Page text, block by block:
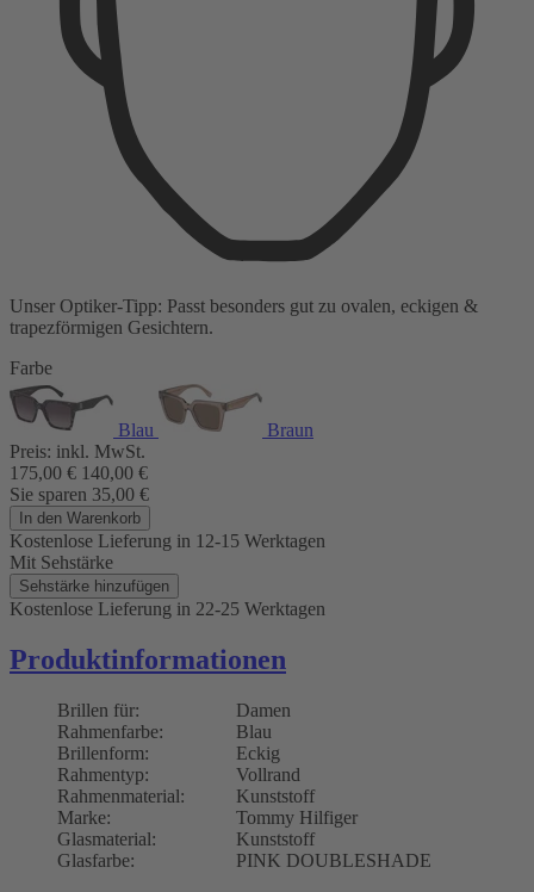
Unser Optiker-Tipp: Passt besonders gut zu ovalen, eckigen &
trapezförmigen Gesichtern.
Farbe
Blau
Braun
Preis: inkl. MwSt.
175,00 € 140,00 €
Sie sparen 35,00 €
In den Warenkorb
Kostenlose Lieferung in 12-15 Werktagen
Mit Sehstärke
Sehstärke hinzufügen
Kostenlose Lieferung in 22-25 Werktagen
Produktinformationen
Brillen für:
Damen
Rahmenfarbe:
Blau
Brillenform:
Eckig
Rahmentyp:
Vollrand
Rahmenmaterial:
Kunststoff
Marke:
Tommy Hilfiger
Glasmaterial:
Kunststoff
Glasfarbe:
PINK DOUBLESHADE